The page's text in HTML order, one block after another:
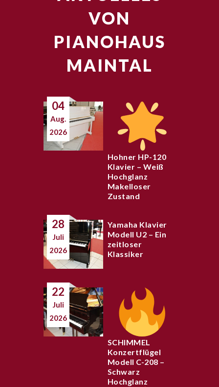
VON
PIANOHAUS
MAINTAL
04
Aug.
2026
Hohner HP-120
Klavier – Weiß
Hochglanz
Makelloser
Zustand
28
Juli
2026
Yamaha Klavier
Modell U2 – Ein
zeitloser
Klassiker
22
Juli
2026
SCHIMMEL
Konzertflügel
Modell C-208 –
Schwarz
Hochglanz